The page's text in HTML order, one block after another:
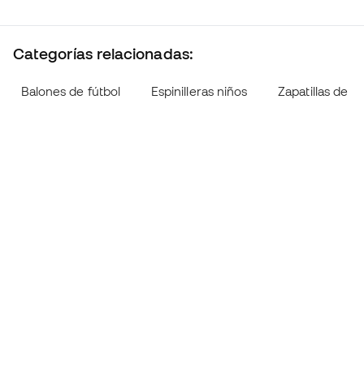
Categorías relacionadas:
Balones de fútbol Espinilleras niños Zapatillas de